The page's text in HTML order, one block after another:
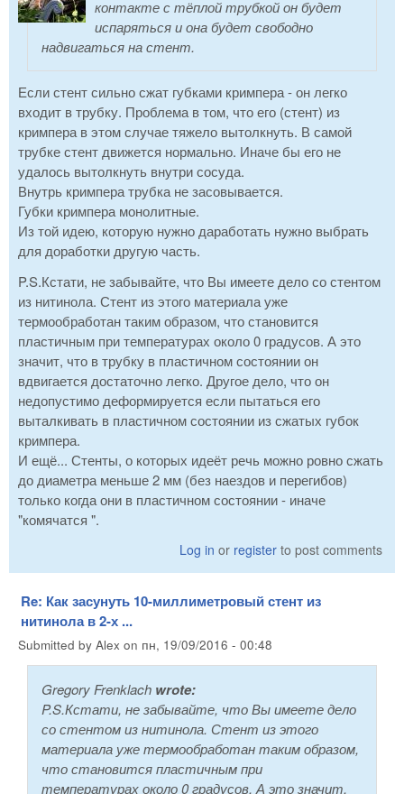
контакте с тёплой трубкой он будет
испаряться и она будет свободно
надвигаться на стент.
Если стент сильно сжат губками кримпера - он легко
входит в трубку. Проблема в том, что его (стент) из
кримпера в этом случае тяжело вытолкнуть. В самой
трубке стент движется нормально. Иначе бы его не
удалось вытолкнуть внутри сосуда.
Внутрь кримпера трубка не засовывается.
Губки кримпера монолитные.
Из той идею, которую нужно даработать нужно выбрать
для доработки другую часть.
P.S.Кстати, не забывайте, что Вы имеете дело со стентом
из нитинола. Стент из этого материала уже
термообработан таким образом, что становится
пластичным при температурах около 0 градусов. А это
значит, что в трубку в пластичном состоянии он
вдвигается достаточно легко. Другое дело, что он
недопустимо деформируется если пытаться его
выталкивать в пластичном состоянии из сжатых губок
кримпера.
И ещё... Стенты, о которых идеёт речь можно ровно сжать
до диаметра меньше 2 мм (без наездов и перегибов)
только когда они в пластичном состоянии - иначе
"комячатся ".
Log in or register to post comments
Re: Как засунуть 10-миллиметровый стент из
нитинола в 2-х ...
Submitted by Alex on пн, 19/09/2016 - 00:48
Gregory Frenklach wrote:
P.S.Кстати, не забывайте, что Вы имеете дело
со стентом из нитинола. Стент из этого
материала уже термообработан таким образом,
что становится пластичным при
температурах около 0 градусов. А это значит,